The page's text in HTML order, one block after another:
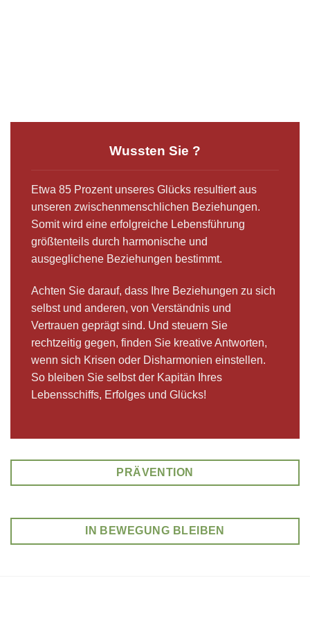
Wussten Sie ?
Etwa 85 Prozent unseres Glücks resultiert aus
unseren zwischenmenschlichen Beziehungen.
Somit wird eine erfolgreiche Lebensführung
größtenteils durch harmonische und
ausgeglichene Beziehungen bestimmt.
Achten Sie darauf, dass Ihre Beziehungen zu sich
selbst und anderen, von Verständnis und
Vertrauen geprägt sind. Und steuern Sie
rechtzeitig gegen, finden Sie kreative Antworten,
wenn sich Krisen oder Disharmonien einstellen.
So bleiben Sie selbst der Kapitän Ihres
Lebensschiffs, Erfolges und Glücks!
PRÄVENTION
IN BEWEGUNG BLEIBEN